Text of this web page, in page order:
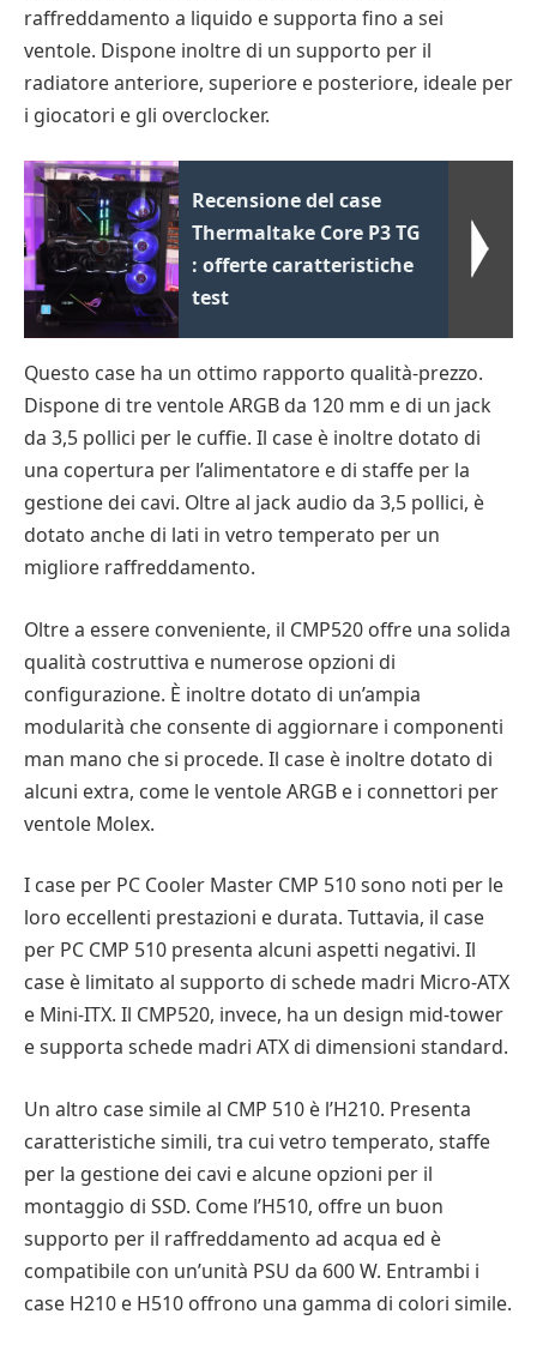
raffreddamento a liquido e supporta fino a sei
ventole. Dispone inoltre di un supporto per il
radiatore anteriore, superiore e posteriore, ideale per
i giocatori e gli overclocker.
Recensione del case
Thermaltake Core P3 TG
: offerte caratteristiche
test
Questo case ha un ottimo rapporto qualità-prezzo.
Dispone di tre ventole ARGB da 120 mm e di un jack
da 3,5 pollici per le cuffie. Il case è inoltre dotato di
una copertura per l’alimentatore e di staffe per la
gestione dei cavi. Oltre al jack audio da 3,5 pollici, è
dotato anche di lati in vetro temperato per un
migliore raffreddamento.
Oltre a essere conveniente, il CMP520 offre una solida
qualità costruttiva e numerose opzioni di
configurazione. È inoltre dotato di un’ampia
modularità che consente di aggiornare i componenti
man mano che si procede. Il case è inoltre dotato di
alcuni extra, come le ventole ARGB e i connettori per
ventole Molex.
I case per PC Cooler Master CMP 510 sono noti per le
loro eccellenti prestazioni e durata. Tuttavia, il case
per PC CMP 510 presenta alcuni aspetti negativi. Il
case è limitato al supporto di schede madri Micro-ATX
e Mini-ITX. Il CMP520, invece, ha un design mid-tower
e supporta schede madri ATX di dimensioni standard.
Un altro case simile al CMP 510 è l’H210. Presenta
caratteristiche simili, tra cui vetro temperato, staffe
per la gestione dei cavi e alcune opzioni per il
montaggio di SSD. Come l’H510, offre un buon
supporto per il raffreddamento ad acqua ed è
compatibile con un’unità PSU da 600 W. Entrambi i
case H210 e H510 offrono una gamma di colori simile.